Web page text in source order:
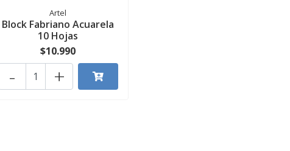
Artel
Block Fabriano Acuarela
10 Hojas
$10.990
+
-